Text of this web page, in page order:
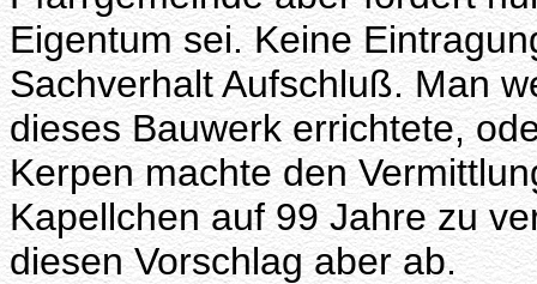
Eigentum sei. Keine
Sachverhalt Aufschluß. Man
dieses Bauwerk errichtete,
Kerpen machte den
Kapellchen auf 99 Jahre zu
diesen Vorschlag aber ab.